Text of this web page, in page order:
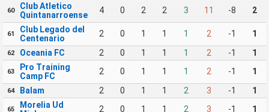
60
Club Atletico
Quintanarroense
4 0 2 2 3 11 -8 2
61
Club Legado del
Centenario
2 0 1 1 1 2 -1 1
62 Oceania FC 2 0 1 1 1 2 -1 1
63
Pro Training
Camp FC
2 0 1 1 1 2 -1 1
64 Balam 2 0 1 1 2 3 -1 1
65
Morelia Ud
2 0 1 1 2 3 -1 1